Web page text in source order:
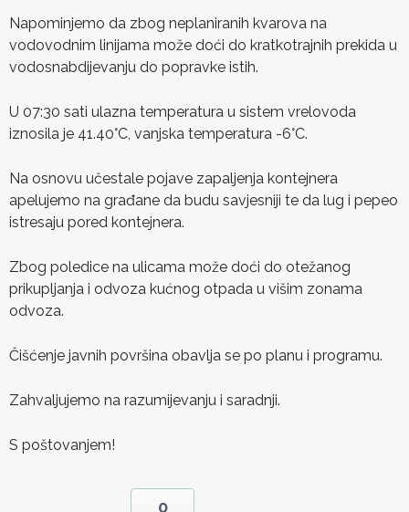
Napominjemo da zbog neplaniranih kvarova na
vodovodnim linijama može doći do kratkotrajnih prekida u
vodosnabdijevanju do popravke istih.
U 07:30 sati ulazna temperatura u sistem vrelovoda
iznosila je 41.40°C, vanjska temperatura -6°C.
Na osnovu učestale pojave zapaljenja kontejnera
apelujemo na građane da budu savjesniji te da lug i pepeo
istresaju pored kontejnera.
Zbog poledice na ulicama može doći do otežanog
prikupljanja i odvoza kućnog otpada u višim zonama
odvoza.
Čišćenje javnih površina obavlja se po planu i programu.
Zahvaljujemo na razumijevanju i saradnji.
S poštovanjem!
0